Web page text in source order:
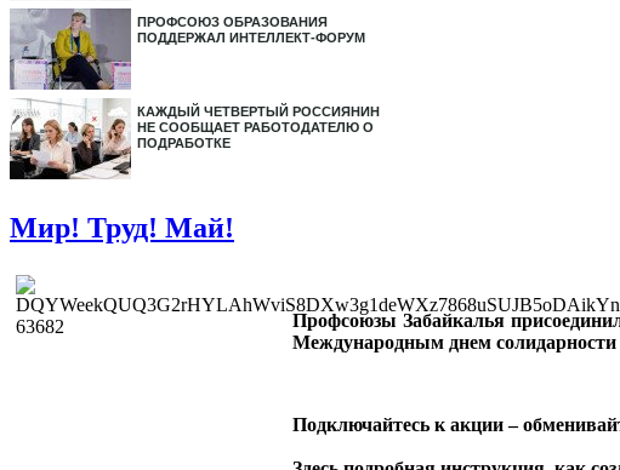
ПРОФСОЮЗ ОБРАЗОВАНИЯ
ПОДДЕРЖАЛ ИНТЕЛЛЕКТ-ФОРУМ
КАЖДЫЙ ЧЕТВЕРТЫЙ РОССИЯНИН
НЕ СООБЩАЕТ РАБОТОДАТЕЛЮ О
ПОДРАБОТКЕ
Мир! Труд! Май!
Профсоюзы Забайкалья
Международным днем
Подключайтесь к акции –